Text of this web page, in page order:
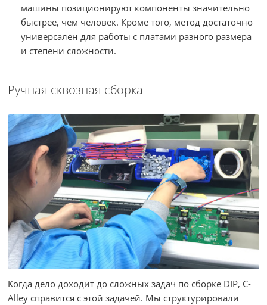
машины позиционируют компоненты значительно
быстрее, чем человек. Кроме того, метод достаточно
универсален для работы с платами разного размера
и степени сложности.
Ручная сквозная сборка
Когда дело доходит до сложных задач по сборке DIP, C-
Alley справится с этой задачей. Мы структурировали